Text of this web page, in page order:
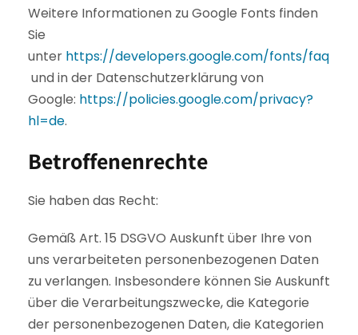
Weitere Informationen zu Google Fonts finden
Sie
unter https://developers.google.com/fonts/faq
und in der Datenschutzerklärung von
Google: https://policies.google.com/privacy?
hl=de.
Betroffenenrechte
Sie haben das Recht:
Gemäß Art. 15 DSGVO Auskunft über Ihre von
uns verarbeiteten personenbezogenen Daten
zu verlangen. Insbesondere können Sie Auskunft
über die Verarbeitungszwecke, die Kategorie
der personenbezogenen Daten, die Kategorien